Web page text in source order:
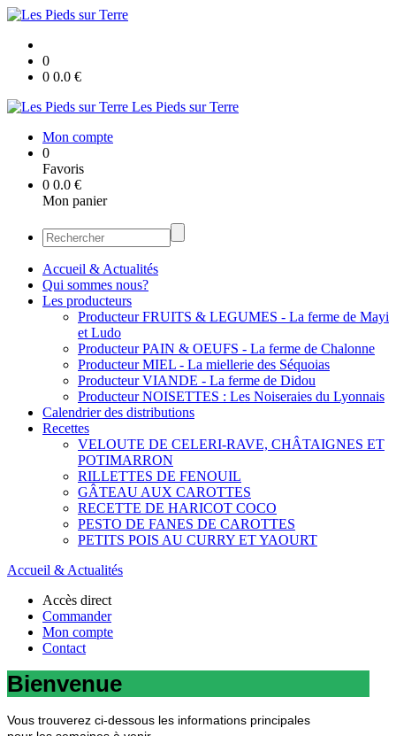
0
0 0.0 €
Les Pieds sur Terre
Mon compte
0
Favoris
0 0.0 €
Mon panier
Accueil & Actualités
Qui sommes nous?
Les producteurs
Producteur FRUITS & LEGUMES - La ferme de Mayi
et Ludo
Producteur PAIN & OEUFS - La ferme de Chalonne
Producteur MIEL - La miellerie des Séquoias
Producteur VIANDE - La ferme de Didou
Producteur NOISETTES : Les Noiseraies du Lyonnais
Calendrier des distributions
Recettes
VELOUTE DE CELERI-RAVE, CHÂTAIGNES ET
POTIMARRON
RILLETTES DE FENOUIL
GÂTEAU AUX CAROTTES
RECETTE DE HARICOT COCO
PESTO DE FANES DE CAROTTES
PETITS POIS AU CURRY ET YAOURT
Accueil & Actualités
Accès direct
Commander
Mon compte
Contact
Bienvenue
Vous trouverez ci-dessous les informations principales